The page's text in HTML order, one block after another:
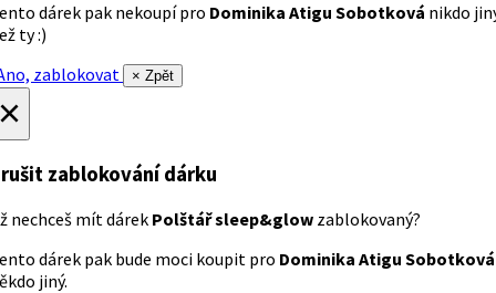
dárek pak nekoupí pro Dominika Atigu Sobotková nikdo
ty :)
zablokovat
× Zpět
zablokování dárku
nechceš mít dárek Polštář sleep&glow zablokovaný?
dárek pak bude moci koupit pro Dominika Atigu Sobotková
jiný.